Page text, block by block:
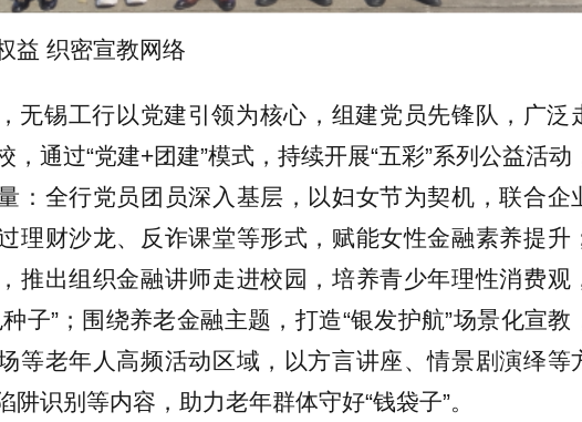
益 织密宣教网络
无锡工行以党建引领为核心，组建党员先锋队，广泛
，通过“党建+团建”模式，持续开展“五彩”系列公益活动
：全行党员团员深入基层，以妇女节为契机，联合企
理财沙龙、反诈课堂等形式，赋能女性金融素养提升
推出组织金融讲师走进校园，培养青少年理性消费观
子”；围绕养老金融主题，打造“银发护航”场景化宣教
等老年人高频活动区域，以方言讲座、情景剧演绎等
阱识别等内容，助力老年群体守好“钱袋子”。